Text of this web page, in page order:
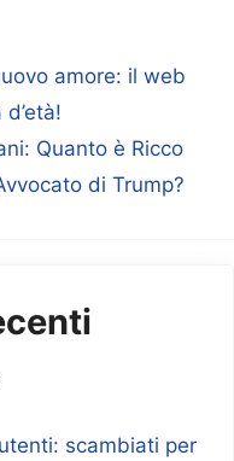
amore: il web
Quanto è Ricco
di Trump?
scambiati per